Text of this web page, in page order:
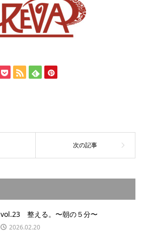
vol.23 整える。〜朝の５分〜
2026.02.20